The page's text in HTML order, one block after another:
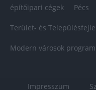
építőipari cégek Pécs
Terület- és
Modern városok program
Impresszum